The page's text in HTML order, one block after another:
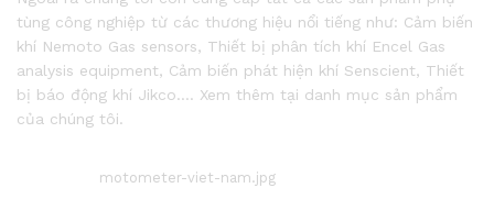
tùng công nghiệp từ các thương hiệu nổi tiếng như: Cảm biến
khí Nemoto Gas sensors, Thiết bị phân tích khí Encel Gas
analysis equipment, Cảm biến phát hiện khí Senscient, Thiết
bị báo động khí Jikco…. Xem thêm tại danh mục sản phẩm
của chúng tôi.
motometer-viet-nam.jpg